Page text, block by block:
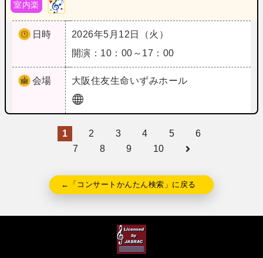
室内楽
日時
2026年5月12日（火）
開演：10：00～17：00
会場 大阪住友生命いずみホール
1 2 3 4 5
6
7
8 9 10
←「コンサートかんたん検索」に戻る